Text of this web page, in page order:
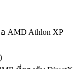
AMD Athlon XP